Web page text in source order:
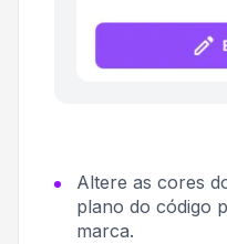
Altere as cores
plano do código
marca.